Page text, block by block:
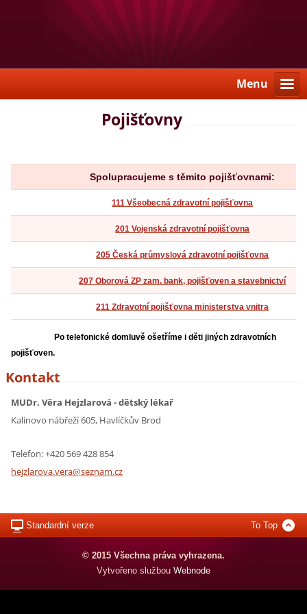
Menu
Pojišťovny
Spolupracujeme s těmito pojišťovnami:
111 Všeobecná zdravotní pojišťovna
201 Vojenská zdravotní pojišťovna
205 Česká průmyslová zdravotní pojišťovna
207 Oborová ZP zam. bank, pojišťoven a stavebnictví
211 Zdravotní pojišťovna ministerstva vnitra
Po telefonické domluvě ošetříme i děti jiných zdravotních
pojišťoven.
Kontakt
MUDr. Věra Hejzlarová - dětský lékař
Kalinovo nábřeží 605, Havlíčkův Brod
Telefon: +420 569 428 854
hejzlarova.vera@seznam.cz
Standardní verze To Top
© 2015 Všechna práva vyhrazena.
Vytvořeno službou Webnode